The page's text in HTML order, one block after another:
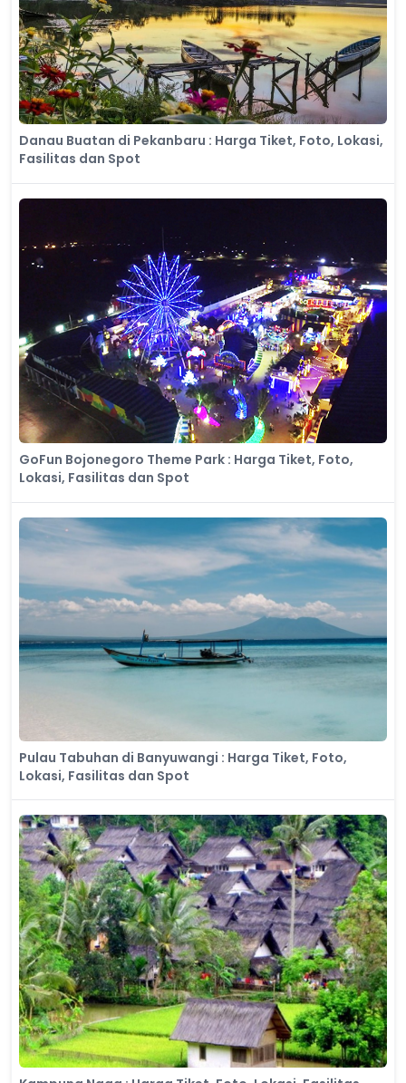
Danau Buatan di Pekanbaru : Harga Tiket, Foto, Lokasi,
Fasilitas dan Spot
GoFun Bojonegoro Theme Park : Harga Tiket, Foto,
Lokasi, Fasilitas dan Spot
Pulau Tabuhan di Banyuwangi : Harga Tiket, Foto,
Lokasi, Fasilitas dan Spot